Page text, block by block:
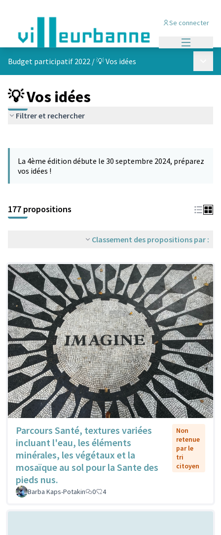
Se connecter
Budget participatif 2022 /💡 Vos idées
💡 Vos idées
Filtrer et rechercher
−
La 4ème édition débute le 30 septembre 2024, préparez
vos idées !
177 propositions
Classement des propositions par :
Parcours Santé, textures variées
incluant l'eau, les éléments
minérales, les végétaux et la
mosaïque au sol pour la Sante des
pieds nus.
Non
retenue
par le
tri
citoyen
Barba Kaps-Potakin 0 4